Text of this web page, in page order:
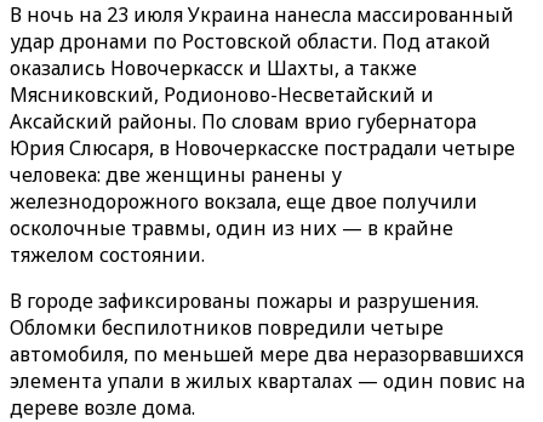
В ночь на 23 июля Украина нанесла массированный
удар дронами по Ростовской области. Под атакой
оказались Новочеркасск и Шахты, а также
Мясниковский, Родионово-Несветайский и
Аксайский районы. По словам врио губернатора
Юрия Слюсаря, в Новочеркасске пострадали четыре
человека: две женщины ранены у
железнодорожного вокзала, еще двое получили
осколочные травмы, один из них — в крайне
тяжелом состоянии.
В городе зафиксированы пожары и разрушения.
Обломки беспилотников повредили четыре
автомобиля, по меньшей мере два неразорвавшихся
элемента упали в жилых кварталах — один повис на
дереве возле дома.